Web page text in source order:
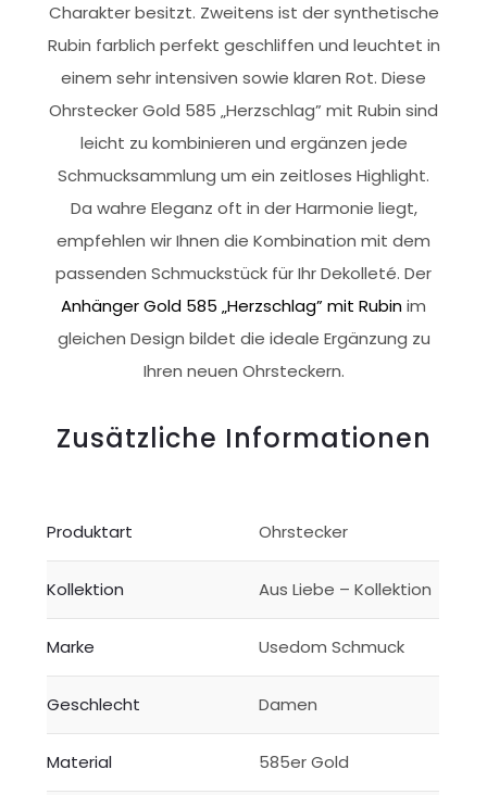
Charakter besitzt. Zweitens ist der synthetische
Rubin farblich perfekt geschliffen und leuchtet in
einem sehr intensiven sowie klaren Rot. Diese
Ohrstecker Gold 585 „Herzschlag” mit Rubin sind
leicht zu kombinieren und ergänzen jede
Schmucksammlung um ein zeitloses Highlight.
Da wahre Eleganz oft in der Harmonie liegt,
empfehlen wir Ihnen die Kombination mit dem
passenden Schmuckstück für Ihr Dekolleté. Der
Anhänger Gold 585 „Herzschlag” mit Rubinim
gleichen Design bildet die ideale Ergänzung zu
Ihren neuen Ohrsteckern.
Zusätzliche Informationen
Produktart Ohrstecker
Kollektion Aus Liebe – Kollektion
Marke Usedom Schmuck
Geschlecht Damen
Material 585er Gold